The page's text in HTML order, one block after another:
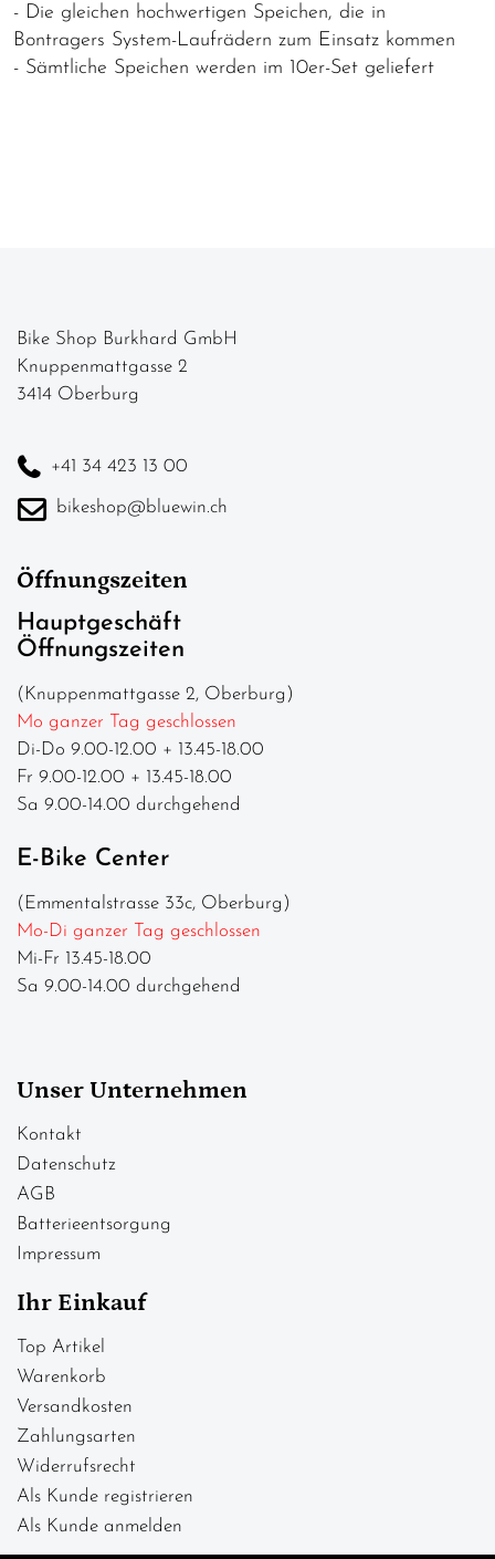
- Die gleichen hochwertigen Speichen, die in
Bontragers System-Laufrädern zum Einsatz kommen
- Sämtliche Speichen werden im 10er-Set geliefert
Bike Shop Burkhard GmbH
Knuppenmattgasse 2
3414 Oberburg
+41 34 423 13 00
bikeshop@bluewin.ch
Öffnungszeiten
Hauptgeschäft
Öffnungszeiten
(Knuppenmattgasse 2, Oberburg)
Mo ganzer Tag geschlossen
Di-Do 9.00-12.00 + 13.45-18.00
Fr 9.00-12.00 + 13.45-18.00
Sa 9.00-14.00 durchgehend
E-Bike Center
(Emmentalstrasse 33c, Oberburg)
Mo-Di ganzer Tag geschlossen
Mi-Fr 13.45-18.00
Sa 9.00-14.00 durchgehend
Unser Unternehmen
Kontakt
Datenschutz
AGB
Batterieentsorgung
Impressum
Ihr Einkauf
Top Artikel
Warenkorb
Versandkosten
Zahlungsarten
Widerrufsrecht
Als Kunde registrieren
Als Kunde anmelden